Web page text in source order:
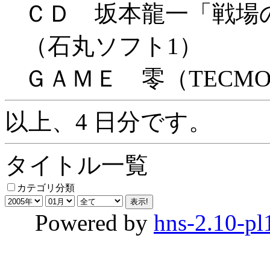
ＣＤ 坂本龍一「戦場
（石丸ソフト1）
ＧＡＭＥ 零（TECMO
以上、4 日分です。
タイトル一覧
カテゴリ分類
Powered by hns-2.10-